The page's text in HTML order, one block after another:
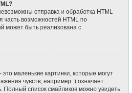
отправка и обработка HTML-
возможностей HTML по
может быть реализована с
маленькие картинки, которые могут
чувств, например :) означает
Полный список смайликов можно увидеть